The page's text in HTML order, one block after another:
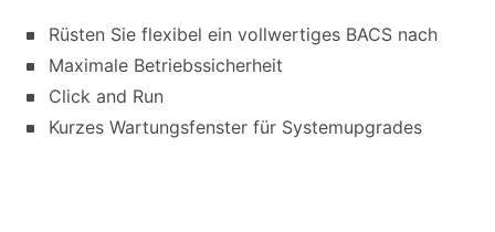
Rüsten Sie flexibel ein vollwertiges BACS nach
Maximale Betriebssicherheit
Click and Run
Kurzes Wartungsfenster für Systemupgrades